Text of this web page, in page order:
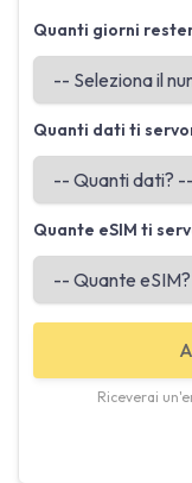
Quanti giorni
Quanti dati ti
Quante eSIM ti
Riceverai